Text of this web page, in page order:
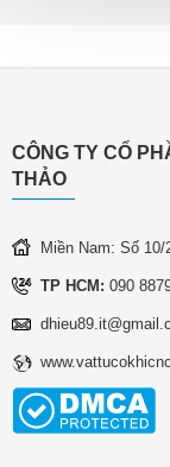
CÔNG TY CỔ
THẢO
Miền Nam: Số 10/
TP HCM: 090